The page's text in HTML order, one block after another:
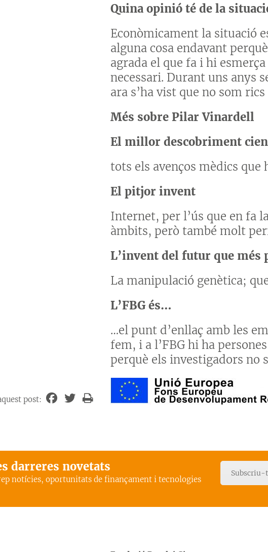
Quina opinió té de la
Econòmicament la situació
alguna cosa endavant
agrada el que fa i hi
necessari. Durant uns anys
ara s’ha vist que no som
Més sobre Pilar Vinardell
El millor descobriment
tots els avenços mèdics que
El pitjor invent
Internet, per l’ús que en fa
àmbits, però també molt
L’invent del futur que més
La manipulació genètica;
L’FBG és…
…el punt d’enllaç amb les
fem, i a l’FBG hi ha
perquè els investigadors no
post:
darreres novetats
notícies, oportunitats de finançament i tecnologies
Subscriu-